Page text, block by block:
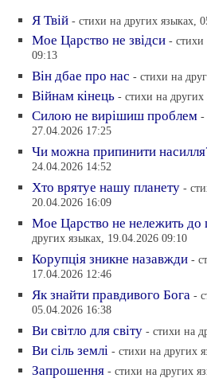
Я Твiй - стихи на других языках,
Мое Царство не звiдси - стихи
09:13
Вiн дбае про нас - стихи на
Вiйнам кiнець - стихи на
Силою не вирiшиш проблем -
27.04.2026 17:25
Чи можна припинити
24.04.2026 14:52
Хто врятуе нашу планету -
20.04.2026 16:09
Мое Царство не нележить до
других языках, 19.04.2026 09:10
Корупцiя зникне назавжди -
17.04.2026 12:46
Як знайти правдивого Бога -
05.04.2026 16:38
Ви свiтло для свiту - стихи на
Ви сiль землi - стихи на других
Запрошення - стихи на других